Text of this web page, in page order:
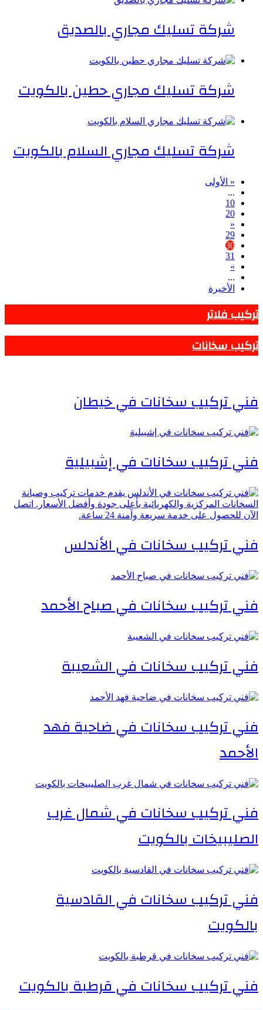
شركة تسليك مجاري بالصديق
شركة تسليك مجاري حطين بالكويت
شركة تسليك مجاري السلام بالكويت
« الأولى
...
10
20
«
29
30
31
»
...
الأخيرة
تركيب فلاتر
تركيب سخانات
فني تركيب سخانات في خيطان
فني تركيب سخانات في إشبيلية
فني تركيب سخانات في الأندلس
فني تركيب سخانات في صباح الأحمد
فني تركيب سخانات في الشعيبة
فني تركيب سخانات في ضاحية فهد
الأحمد
فني تركيب سخانات في شمال غرب
الصليبيخات بالكويت
فني تركيب سخانات في القادسية
بالكويت
فني تركيب سخانات في قرطبة بالكويت